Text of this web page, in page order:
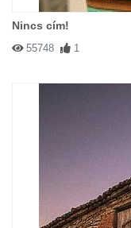
Nincs cím!
55748 1